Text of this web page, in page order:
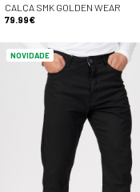
CALÇA SMK GOLDEN WEAR
79.99€
NOVIDADE